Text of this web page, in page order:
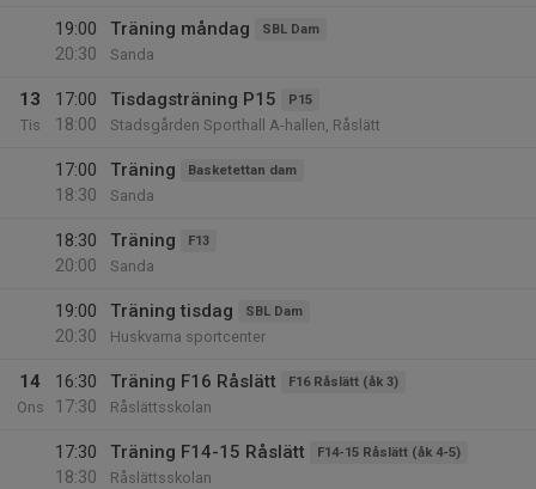
19:00
20:30
Träning måndag SBL Dam
Sanda
13
Tis
17:00
18:00
Tisdagsträning P15 P15
Stadsgården Sporthall A-hallen, Råslätt
17:00
18:30
Träning Basketettan dam
Sanda
18:30
20:00
Träning F13
Sanda
19:00
20:30
Träning tisdag SBL Dam
Huskvarna sportcenter
14
Ons
16:30
17:30
Träning F16 Råslätt F16 Råslätt (åk 3)
Råslättsskolan
17:30
18:30
Träning F14-15 Råslätt F14-15 Råslätt (åk 4-5)
Råslättsskolan